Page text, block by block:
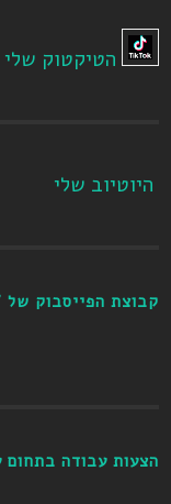
הטיקטוק שלי
היוטיוב שלי
קבוצת הפייסבוק של
הצעות עבודה בתחום